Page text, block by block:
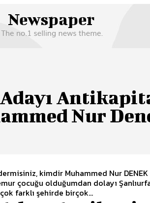
Adayı
Nur
kimdir Muhammed Nur DENEK ?
çocuğu olduğumdan dolayı
farklı şehirde birçok...